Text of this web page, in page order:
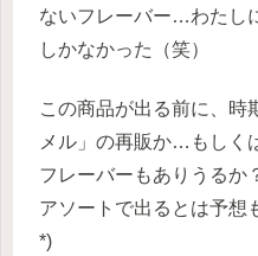
ないフレーバー…わたし
しかなかった（笑）
この商品が出る前に、時
メル」の再販か…もしく
フレーバーもありうるか
アソートで出るとは予想
*)